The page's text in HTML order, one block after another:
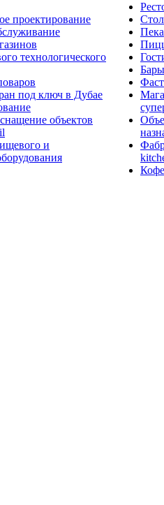
проектирование
технологического
под ключ в Дубае
объектов
и
Бары